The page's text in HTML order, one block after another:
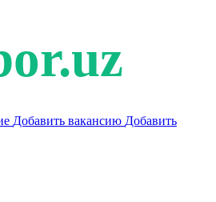
Добавить вакансию Добавить